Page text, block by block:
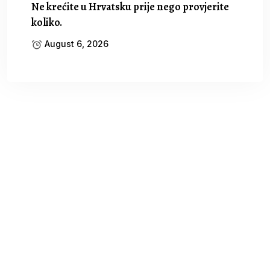
Ne krećite u Hrvatsku prije nego provjerite
koliko.
August 6, 2026